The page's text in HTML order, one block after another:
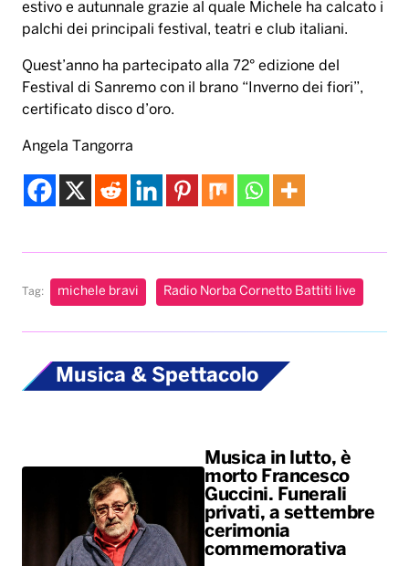
estivo e autunnale grazie al quale Michele ha calcato i
palchi dei principali festival, teatri e club italiani.
Quest’anno ha partecipato alla 72° edizione del
Festival di Sanremo con il brano “Inverno dei fiori”,
certificato disco d’oro.
Angela Tangorra
Tag: michele bravi Radio Norba Cornetto Battiti live
Musica & Spettacolo
Musica in lutto, è
morto Francesco
Guccini. Funerali
privati, a settembre
cerimonia
commemorativa